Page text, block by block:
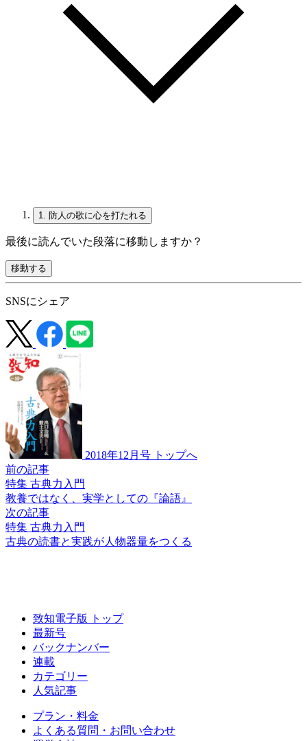
1. 防人の歌に心を打たれる
最後に読んでいた段落に移動しますか？
移動する
SNSにシェア
2018年12月号 トップへ
前の記事
特集 古典力入門
教養ではなく、 実学としての『論語』
次の記事
特集 古典力入門
古典の読書と実践が人物器量をつくる
致知電子版 トップ
最新号
バックナンバー
連載
カテゴリー
人気記事
プラン・料金
よくある質問・お問い合わせ